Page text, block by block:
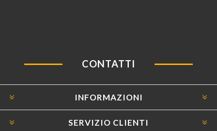
CONTATTI
INFORMAZIONI
SERVIZIO CLIENTI